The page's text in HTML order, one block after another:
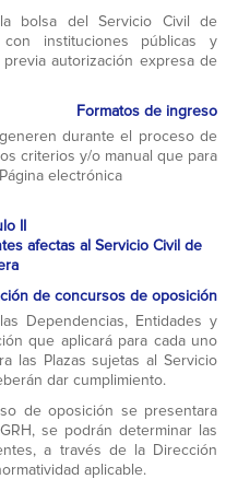
bolsa del Servicio Civil de
instituciones públicas y
autorización expresa de
Formatos de ingreso
durante el proceso de
criterios y/o manual que para
electrónica
II
afectas al Servicio Civil de
de concursos de oposición
Dependencias, Entidades y
que aplicará para cada uno
las Plazas sujetas al Servicio
dar cumplimiento.
de oposición se presentara
se podrán determinar las
a través de la Dirección
aplicable.